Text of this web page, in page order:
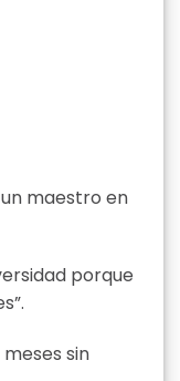
maestro en
porque
sin